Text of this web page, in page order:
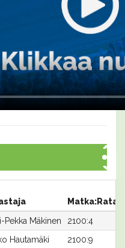
Matka:Rata
Pekka Mäkinen 2100:4
Hautamäki 2100:9